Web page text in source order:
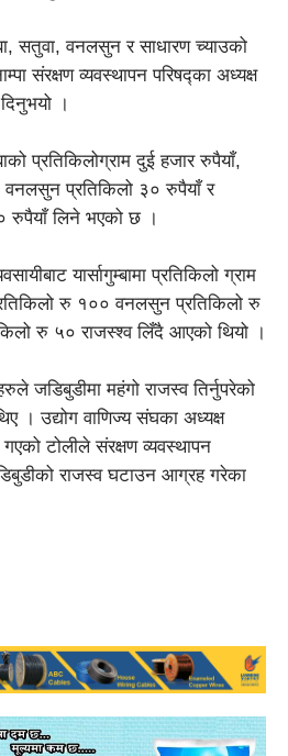
सतुवा, वनलसुन र साधारण च्याउको
संरक्षण व्यवस्थापन परिषद्का अध्यक्ष
।
प्रतिकिलोग्राम दुई हजार रुपैयाँ,
वनलसुन प्रतिकिलो ३० रुपैयाँ र
रुपैयाँ लिने भएको छ ।
यार्सागुम्बामा प्रतिकिलो ग्राम
रु १०० वनलसुन प्रतिकिलो रु
रु ५० राजस्श्व लिँदै आएको थियो ।
जडिबुडीमा महंगो राजस्व तिर्नुपरेको
। उद्योग वाणिज्य संघका अध्यक्ष
टोलीले संरक्षण व्यवस्थापन
राजस्व घटाउन आग्रह गरेका